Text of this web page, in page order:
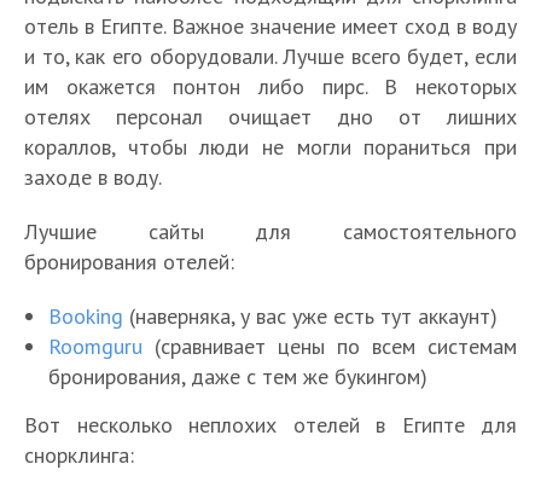
отель в Египте. Важное значение имеет сход в воду
и то, как его оборудовали. Лучше всего будет, если
им окажется понтон либо пирс. В некоторых
отелях персонал очищает дно от лишних
кораллов, чтобы люди не могли пораниться при
заходе в воду.
Лучшие сайты для самостоятельного
бронирования отелей:
Booking (наверняка, у вас уже есть тут аккаунт)
Roomguru (сравнивает цены по всем системам
бронирования, даже с тем же букингом)
Вот несколько неплохих отелей в Египте для
снорклинга: